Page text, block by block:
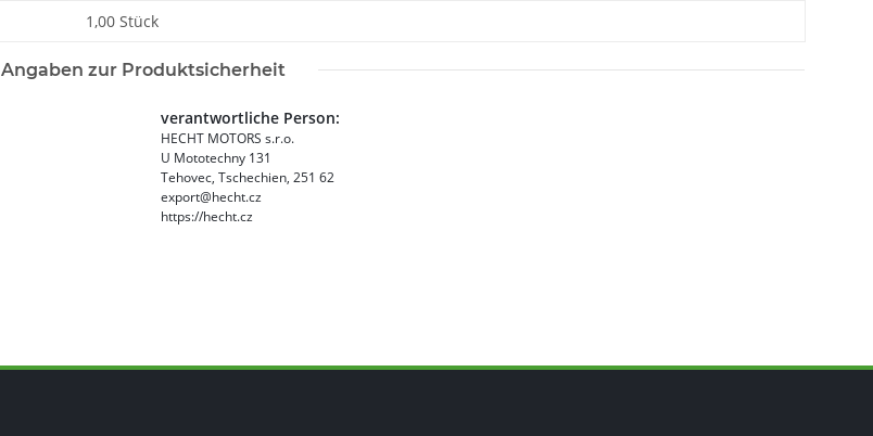
1,00 Stück
Angaben zur Produktsicherheit
verantwortliche Person:
HECHT MOTORS s.r.o.
U Mototechny 131
Tehovec, Tschechien, 251 62
export@hecht.cz
https://hecht.cz